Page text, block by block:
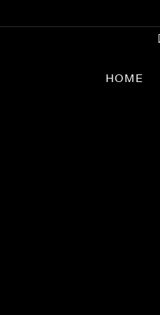
HOME